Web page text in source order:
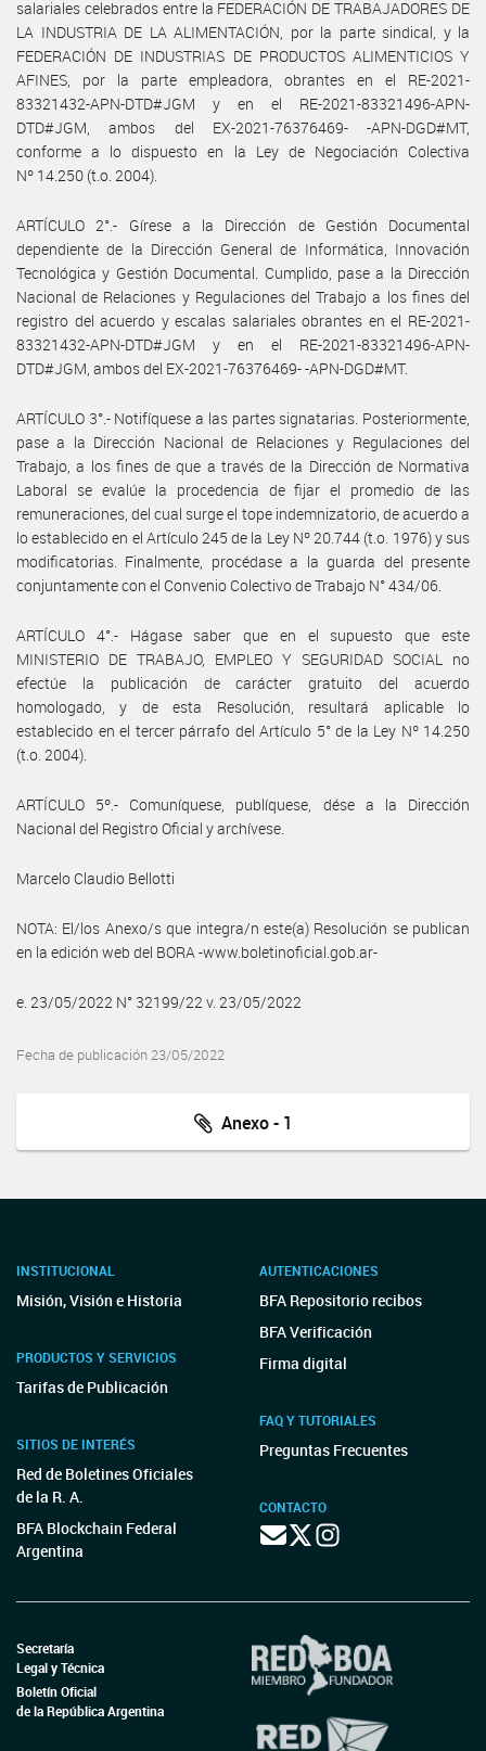
salariales celebrados entre la FEDERACIÓN DE TRABAJADORES DE
LA INDUSTRIA DE LA ALIMENTACIÓN, por la parte sindical, y la
FEDERACIÓN DE INDUSTRIAS DE PRODUCTOS ALIMENTICIOS Y
AFINES, por la parte empleadora, obrantes en el RE-2021-
83321432-APN-DTD#JGM y en el RE-2021-83321496-APN-
DTD#JGM, ambos del EX-2021-76376469- -APN-DGD#MT,
conforme a lo dispuesto en la Ley de Negociación Colectiva
Nº 14.250 (t.o. 2004).
ARTÍCULO 2°.- Gírese a la Dirección de Gestión Documental
dependiente de la Dirección General de Informática, Innovación
Tecnológica y Gestión Documental. Cumplido, pase a la Dirección
Nacional de Relaciones y Regulaciones del Trabajo a los fines del
registro del acuerdo y escalas salariales obrantes en el RE-2021-
83321432-APN-DTD#JGM y en el RE-2021-83321496-APN-
DTD#JGM, ambos del EX-2021-76376469- -APN-DGD#MT.
ARTÍCULO 3°.- Notifíquese a las partes signatarias. Posteriormente,
pase a la Dirección Nacional de Relaciones y Regulaciones del
Trabajo, a los fines de que a través de la Dirección de Normativa
Laboral se evalúe la procedencia de fijar el promedio de las
remuneraciones, del cual surge el tope indemnizatorio, de acuerdo a
lo establecido en el Artículo 245 de la Ley Nº 20.744 (t.o. 1976) y sus
modificatorias. Finalmente, procédase a la guarda del presente
conjuntamente con el Convenio Colectivo de Trabajo N° 434/06.
ARTÍCULO 4°.- Hágase saber que en el supuesto que este
MINISTERIO DE TRABAJO, EMPLEO Y SEGURIDAD SOCIAL no
efectúe la publicación de carácter gratuito del acuerdo
homologado, y de esta Resolución, resultará aplicable lo
establecido en el tercer párrafo del Artículo 5° de la Ley Nº 14.250
(t.o. 2004).
ARTÍCULO 5º.- Comuníquese, publíquese, dése a la Dirección
Nacional del Registro Oficial y archívese.
Marcelo Claudio Bellotti
NOTA: El/los Anexo/s que integra/n este(a) Resolución se publican
en la edición web del BORA -www.boletinoficial.gob.ar-
e. 23/05/2022 N° 32199/22 v. 23/05/2022
Fecha de publicación 23/05/2022
Anexo - 1
INSTITUCIONAL
Misión, Visión e Historia
PRODUCTOS Y SERVICIOS
Tarifas de Publicación
SITIOS DE INTERÉS
Red de Boletines Oficiales
de la R. A.
BFA Blockchain Federal
Argentina
AUTENTICACIONES
BFA Repositorio recibos
BFA Verificación
Firma digital
FAQ Y TUTORIALES
Preguntas Frecuentes
CONTACTO
Secretaría
Legal y Técnica
Boletín Oficial
de la República Argentina